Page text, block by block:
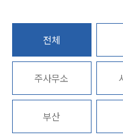
글로
고
전체
주사무소
부산